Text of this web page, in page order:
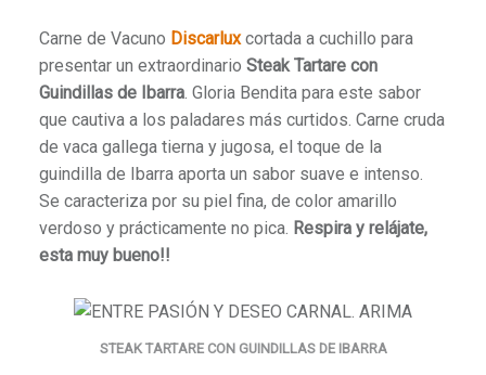
Carne de Vacuno Discarluxcortada a cuchillo para
presentar un extraordinario Steak Tartare con
Guindillas de Ibarra. Gloria Bendita para este sabor
que cautiva a los paladares más curtidos. Carne cruda
de vaca gallega tierna y jugosa, el toque de la
guindilla de Ibarra aporta un sabor suave e intenso.
Se caracteriza por su piel fina, de color amarillo
verdoso y prácticamente no pica. Respira y relájate,
esta muy bueno!!
STEAK TARTARE CON GUINDILLAS DE IBARRA